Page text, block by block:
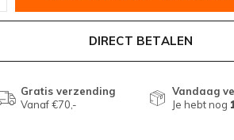
DIRECT BETALEN
Gratis verzending
Vanaf €70,-
Vandaag
Je hebt nog